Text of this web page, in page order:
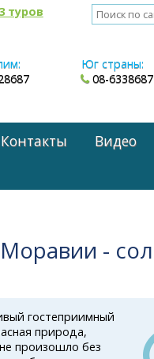
туров
Юг страны:
08-6338687
Контакты Видео
-
гостеприимный
природа,
произошло без